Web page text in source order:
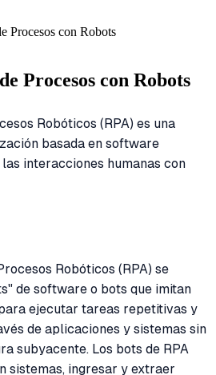
Procesos con Robots
Procesos con Robots
Robóticos (RPA) es una
basada en software
interacciones humanas con
Robóticos (RPA) se
de software o bots que imitan
ejecutar tareas repetitivas y
de aplicaciones y sistemas sin
subyacente. Los bots de RPA
sistemas, ingresar y extraer